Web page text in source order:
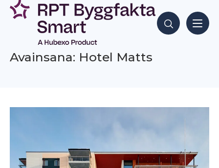
Siirry
sisältöön
Hae sisältöjä
Avainsana: Hotel Matts